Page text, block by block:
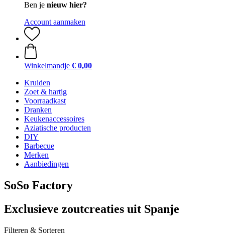
Ben je nieuw hier?
Account aanmaken
Winkelmandje € 0,00
Kruiden
Zoet & hartig
Voorraadkast
Dranken
Keukenaccessoires
Aziatische producten
DIY
Barbecue
Merken
Aanbiedingen
SoSo Factory
Exclusieve zoutcreaties uit Spanje
Filteren & Sorteren